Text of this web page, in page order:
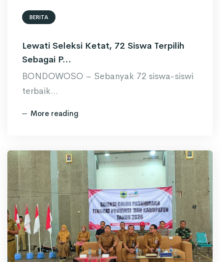
BERITA
Lewati Seleksi Ketat, 72 Siswa Terpilih
Sebagai P...
BONDOWOSO – Sebanyak 72 siswa-siswi
terbaik...
More reading